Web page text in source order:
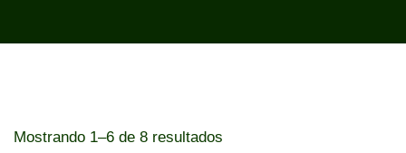
Mostrando 1–6 de 8 resultados